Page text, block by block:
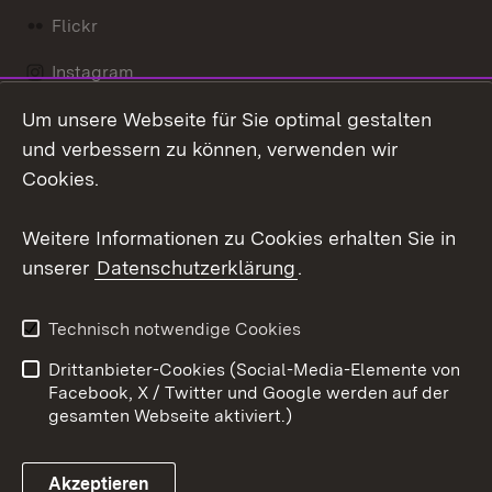
Flickr
Instagram
Social Wall
Barrierefreiheit
Benutzungshinweise
Impressum
Cookies
Um unsere Webseite für Sie optimal gestalten
und verbessern zu können, verwenden wir
Cookies.
Weitere Informationen zu Cookies erhalten Sie in
unserer Datenschutzerklärung.
Technisch notwendige Cookies
Drittanbieter-Cookies (Social-Media-Elemente von
Facebook, X / Twitter und Google werden auf der
gesamten Webseite aktiviert.)
Akzeptieren